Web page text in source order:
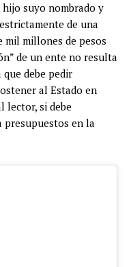
suyo nombrado y
de una
mil millones de pesos
de un ente no resulta
debe pedir
al Estado en
lector, si debe
presupuestos en la